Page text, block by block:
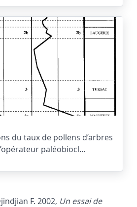
du taux de pollens d’arbres
paléobiocl...
F. 2002, Un essai de